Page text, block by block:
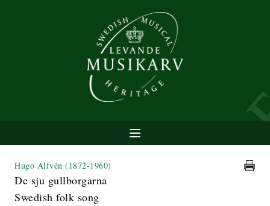
Hugo Alfvén (1872-1960)
De sju gullborgarna
Swedish folk song